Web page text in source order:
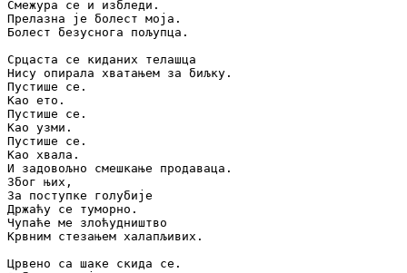
Смежура се и избледи.
Прелазна је болест моја.
Болест безуснога пољупца.
Срцаста се киданих телашца
Нису опирала хватањем за биљку.
Пустише се.
Као ето.
Пустише се.
Као узми.
Пустише се.
Као хвала.
И задовољно смешкање продаваца.
Због њих,
За поступке голубије
Држаћу се туморно.
Чупаће ме злоћудништво
Крвним стезањем халапљивих.
Црвено са шаке скида се.